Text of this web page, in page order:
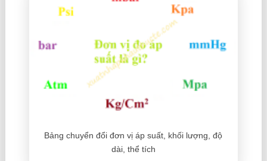
Bảng chuyển đổi đơn vị áp suất, khối lượng, độ
dài, thể tích